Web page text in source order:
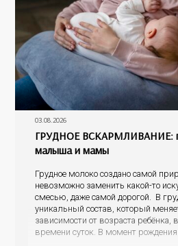
03.08.2026
ГРУДНОЕ ВСКАРМЛИВАНИЕ:
малыша и мамы
Грудное молоко создано самой
невозможно заменить какой-то
смесью, даже самой дорогой. В
уникальный состав, который
зависимости от возраста ребёнка,
времени суток. В момент